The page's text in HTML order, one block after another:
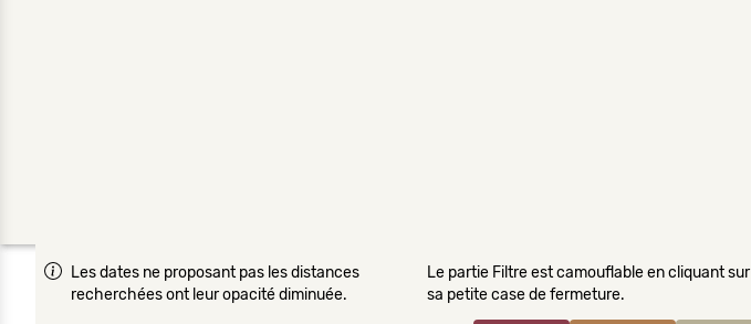
Les dates ne proposant pas les distances
recherchées ont leur opacité diminuée.
Le partie Filtre est camouflable en cliquant sur
sa petite case de fermeture.